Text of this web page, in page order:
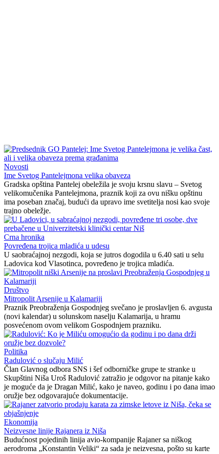
Novosti
Ime Svetog Pantelejmona velika obaveza
Gradska opština Pantelej obeležila je svoju krsnu slavu – Svetog
velikomučenika Pantelejmona, praznik koji za ovu nišku opštinu
ima poseban značaj, budući da upravo ime svetitelja nosi kao svoje
trajno obeležje.
Crna hronika
Povređena trojica mladića u udesu
U saobraćajnoj nezgodi, koja se jutros dogodila u 6.40 sati u selu
Ladovica kod Vlasotinca, povređeno je trojica mladića.
Društvo
Mitropolit Arsenije u Kalamariji
Praznik Preobraženja Gospodnjeg svečano je proslavljen 6. avgusta
(novi kalendar) u solunskom naselju Kalamarija, u hramu
posvećenom ovom velikom Gospodnjem prazniku.
Politika
Radulović o slučaju Milić
Član Glavnog odbora SNS i šef odborničke grupe te stranke u
Skupštini Niša Uroš Radulović zatražio je odgovor na pitanje kako
je moguće da je Dragan Milić, kako je naveo, godinu i po dana imao
oružje bez odgovarajuće dokumentacije.
Ekonomija
Neizvesne linije Rajanera iz Niša
Budućnost pojedinih linija avio-kompanije Rajaner sa niškog
aerodroma „Konstantin Veliki“ za sada je neizvesna, pošto su karte